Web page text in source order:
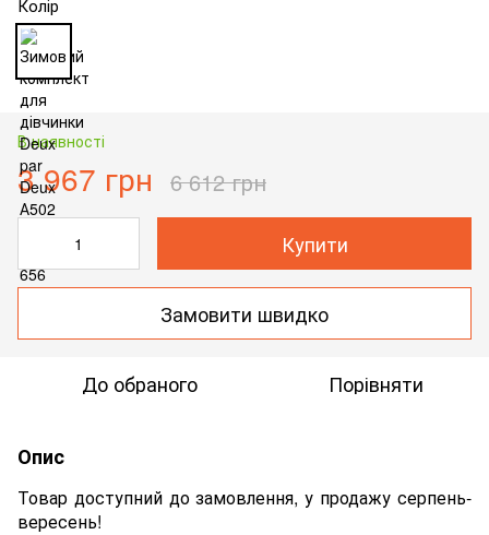
Колір
В наявності
3 967 грн 6 612 грн
Купити
Замовити швидко
До обраного Порівняти
Опис
Товар доступний до замовлення, у продажу серпень-
вересень!